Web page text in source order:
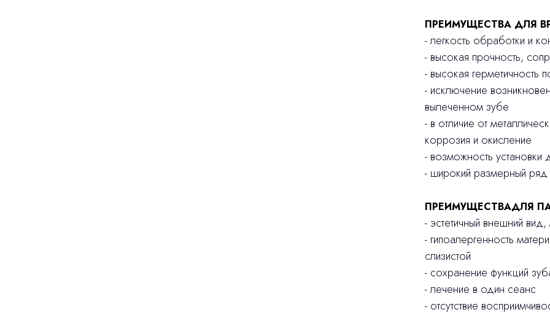
ПРЕИМУЩЕСТВА ДЛЯ
- легкость обработки и
- высокая прочность,
- высокая герметичность
- исключение
вылеченном зубе
- в отличие от
коррозия и окисление
- возможность установки
- широкий размерный ряд
ПРЕИМУЩЕСТВАДЛЯ
- эстетичный внешний
- гипоалергенность
слизистой
- сохранение функций
- лечение в один сеанс
- отсутствие